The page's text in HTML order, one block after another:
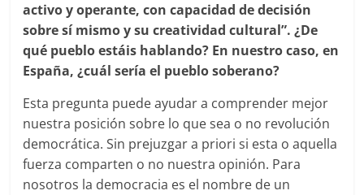
activo y operante, con capacidad de decisión
sobre sí mismo y su creatividad cultural”. ¿De
qué pueblo estáis hablando? En nuestro caso, en
España, ¿cuál sería el pueblo soberano?
Esta pregunta puede ayudar a comprender mejor
nuestra posición sobre lo que sea o no revolución
democrática. Sin prejuzgar a priori si esta o aquella
fuerza comparten o no nuestra opinión. Para
nosotros la democracia es el nombre de un